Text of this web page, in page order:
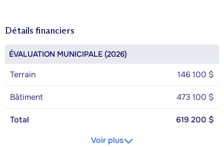
Détails financiers
ÉVALUATION MUNICIPALE (2026)
Terrain 146 100 $
Bâtiment 473 100 $
Total
619 200 $
Voir plus